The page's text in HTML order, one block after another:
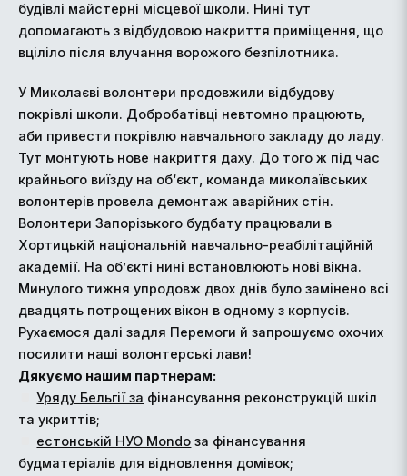
будівлі майстерні місцевої школи. Нині тут
допомагають з відбудовою накриття приміщення, що
вціліло після влучання ворожого безпілотника.
У Миколаєві волонтери продовжили відбудову
покрівлі школи. Добробатівці невтомно працюють,
аби привести покрівлю навчального закладу до ладу.
Тут монтують нове накриття даху. До того ж під час
крайнього виїзду на об‘єкт, команда миколаївських
волонтерів провела демонтаж аварійних стін.
Волонтери Запорізького будбату працювали в
Хортицькій національній навчально-реабілітаційній
академії. На об’єкті нині встановлюють нові вікна.
Минулого тижня упродовж двох днів було замінено всі
двадцять потрощених вікон в одному з корпусів.
Рухаємося далі задля Перемоги й запрошуємо охочих
посилити наші волонтерські лави!
Дякуємо нашим партнерам:
Уряду Бельгії за фінансування реконструкцій шкіл
та укриттів;
естонській НУО Mondo за фінансування
будматеріалів для відновлення домівок;